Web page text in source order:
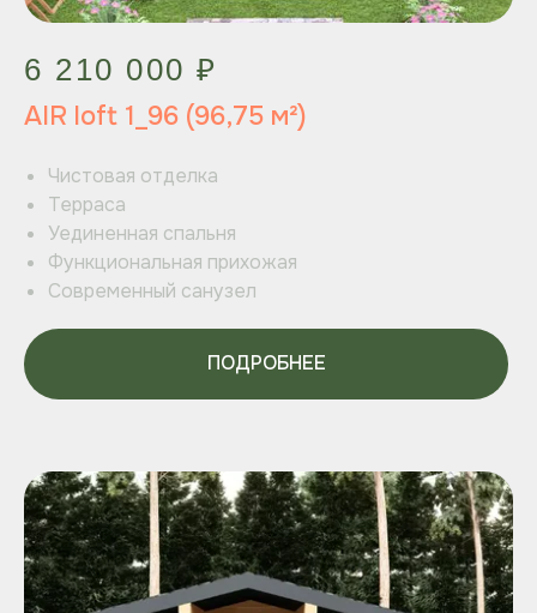
6 210 000 ₽
AIR loft 1_96 (96,75 м²)
Чистовая отделка
Терраса
Уединенная спальня
Функциональная прихожая
Современный санузел
ПОДРОБНЕЕ